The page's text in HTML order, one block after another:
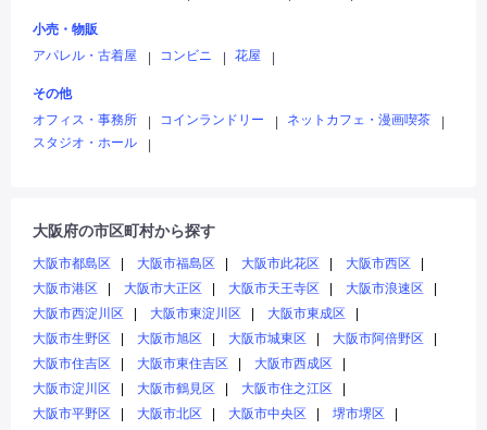
小売・物販
アパレル・古着屋
コンビニ 花屋
その他
オフィス・事務所
コインランドリー ネットカフェ・漫画喫茶
スタジオ・ホール
大阪府の市区町村から探す
大阪市都島区 大阪市福島区 大阪市此花区
大阪市西区
大阪市港区
大阪市大正区 大阪市天王寺区
大阪市浪速区
大阪市西淀川区
大阪市東淀川区
大阪市東成区
大阪市生野区
大阪市旭区 大阪市城東区
大阪市阿倍野区
大阪市住吉区
大阪市東住吉区
大阪市西成区
大阪市淀川区
大阪市鶴見区
大阪市住之江区
大阪市平野区
大阪市北区 大阪市中央区
堺市堺区